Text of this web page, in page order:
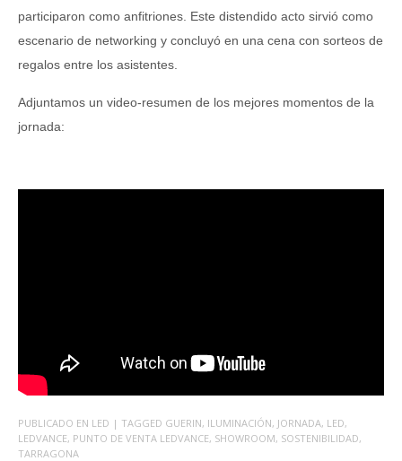
participaron como anfitriones. Este distendido acto sirvió como
escenario de networking y concluyó en una cena con sorteos de
regalos entre los asistentes.
Adjuntamos un video-resumen de los mejores momentos de la
jornada:
PUBLICADO EN LED | TAGGED GUERIN, ILUMINACIÓN, JORNADA, LED,
LEDVANCE, PUNTO DE VENTA LEDVANCE, SHOWROOM, SOSTENIBILIDAD,
TARRAGONA